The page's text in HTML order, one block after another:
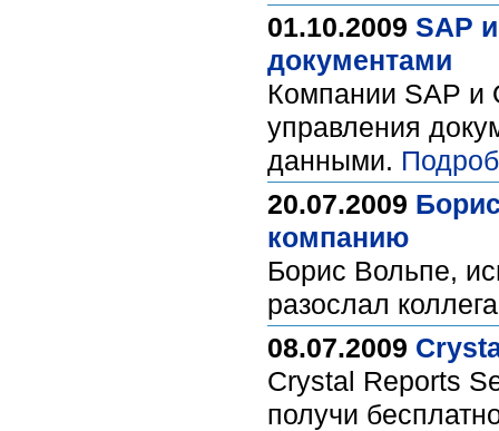
01.10.2009 SAP
документами
Компании SAP и
управления
данными.
20.07.2009
компанию
Борис Вольпе,
разослал
08.07.2009
Crystal Reports
получи